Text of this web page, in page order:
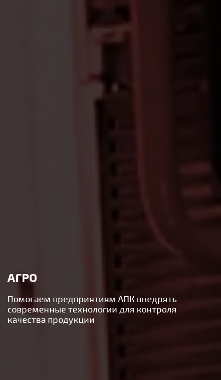
АГРО
Помогаем предприятиям АПК внедрять
современные технологии для контроля
качества продукции